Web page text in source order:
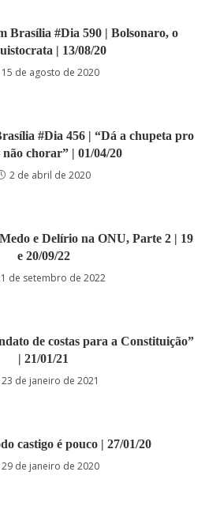
Brasília #Dia 590 | Bolsonaro, o
| 13/08/20
15 de agosto de 2020
#Dia 456 | “Dá a chupeta pro
chorar” | 01/04/20
2 de abril de 2020
e Delírio na ONU, Parte 2 | 19
e 20/09/22
de setembro de 2022
de costas para a Constituição”
| 21/01/21
23 de janeiro de 2021
castigo é pouco | 27/01/20
29 de janeiro de 2020